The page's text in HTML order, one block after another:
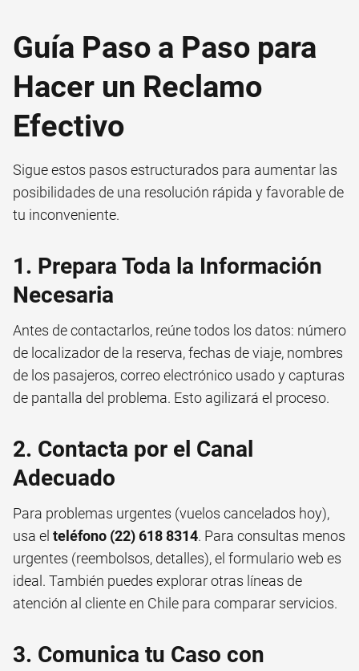
Guía Paso a Paso para
Hacer un Reclamo
Efectivo
Sigue estos pasos estructurados para aumentar las
posibilidades de una resolución rápida y favorable de
tu inconveniente.
1. Prepara Toda la Información
Necesaria
Antes de contactarlos, reúne todos los datos: número
de localizador de la reserva, fechas de viaje, nombres
de los pasajeros, correo electrónico usado y capturas
de pantalla del problema. Esto agilizará el proceso.
2. Contacta por el Canal
Adecuado
Para problemas urgentes (vuelos cancelados hoy),
usa el teléfono (22) 618 8314. Para consultas menos
urgentes (reembolsos, detalles), el formulario web es
ideal. También puedes explorar otras líneas de
atención al clienteen Chile para comparar servicios.
3. Comunica tu Caso con